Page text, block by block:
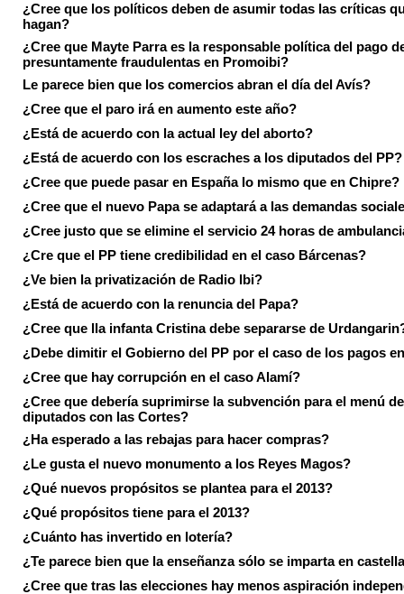
¿Cree que los políticos deben de asumir todas las críticas
hagan?
¿Cree que Mayte Parra es la responsable política del pago
presuntamente fraudulentas en Promoibi?
Le parece bien que los comercios abran el día del Avís?
¿Cree que el paro irá en aumento este año?
¿Está de acuerdo con la actual ley del aborto?
¿Está de acuerdo con los escraches a los diputados del PP?
¿Cree que puede pasar en España lo mismo que en Chipre?
¿Cree que el nuevo Papa se adaptará a las demandas
¿Cree justo que se elimine el servicio 24 horas de
¿Cre que el PP tiene credibilidad en el caso Bárcenas?
¿Ve bien la privatización de Radio Ibi?
¿Está de acuerdo con la renuncia del Papa?
¿Cree que lla infanta Cristina debe separarse de
¿Debe dimitir el Gobierno del PP por el caso de los pagos
¿Cree que hay corrupción en el caso Alamí?
¿Cree que debería suprimirse la subvención para el menú
diputados con las Cortes?
¿Ha esperado a las rebajas para hacer compras?
¿Le gusta el nuevo monumento a los Reyes Magos?
¿Qué nuevos propósitos se plantea para el 2013?
¿Qué propósitos tiene para el 2013?
¿Cuánto has invertido en lotería?
¿Te parece bien que la enseñanza sólo se imparta en
¿Cree que tras las elecciones hay menos aspiración